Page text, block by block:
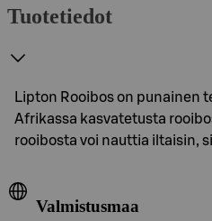
Tuotetiedot
Lipton Rooibos on punainen
Afrikassa kasvatetusta
rooibosta voi nauttia iltaisin,
Valmistusmaa